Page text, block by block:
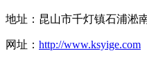
地址：昆山市千灯镇石浦淞
网址： http://www.ksyige.com